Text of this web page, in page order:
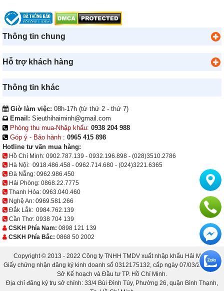
Thông tin chung
Hỗ trợ khách hàng
Thông tin khác
Giờ làm việc: 08h-17h (từ thứ 2 - thứ 7)
Email: Sieuthihaiminh@gmail.com
Phòng thu mua-Nhập khẩu: 0938 204 988
Góp ý - Bảo hành : 0965 415 898
Hotline tư vấn mua hàng:
Hồ Chí Minh: 0902.787.139 - 0932.196.898 - (028)3510.2786
Hà Nội: 0918.486.458 - 0962.714.680 - (024)3221.6365
Đà Nẵng: 0962.986.450
Hải Phòng: 0868.22.7775
Thanh Hóa: 0963.040.460
Nghệ An: 0969.581.266
Đắk Lắk: 0984.762.139
Cần Thơ: 0938 704 139
CSKH Phía Nam: 0898 121 139
CSKH Phía Bắc: 0868 50 2002
Copyright © 2013 - 2022 Công ty TNHH TMDV xuất nhập khẩu Hải Minh.
Giấy chứng nhận đăng ký kinh doanh số 0312175132, cấp ngày 07/03/2013 bởi
Sở Kế hoạch và Đầu tư TP. Hồ Chí Minh.
Địa chỉ đăng ký trụ sở chính: 33/4 Bùi Đình Túy, Phường 26, quận Bình Thạnh,